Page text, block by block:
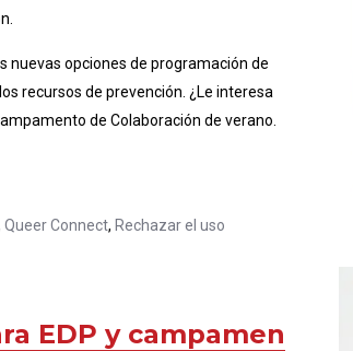
nuevas opciones de programación de
recursos de prevención. ¿Le interesa
de Colaboración de verano.
Queer Connect, Rechazar el uso
EDP y campamen